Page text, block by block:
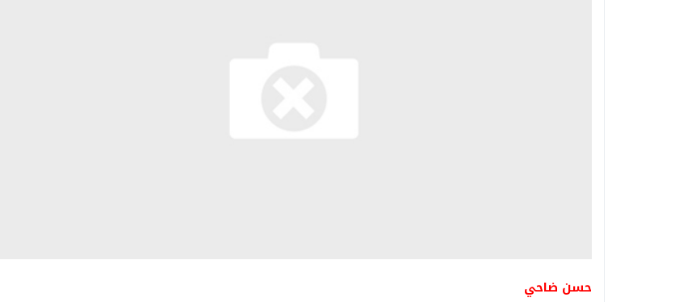
حسن ضاحي